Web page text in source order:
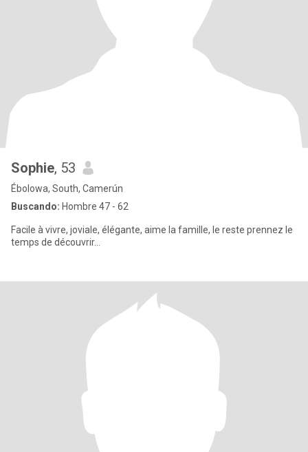
Sophie, 53
Ébolowa, South, Camerún
Buscando: Hombre 47 - 62
Facile à vivre, joviale, élégante, aime la famille, le reste prennez le
temps de découvrir...